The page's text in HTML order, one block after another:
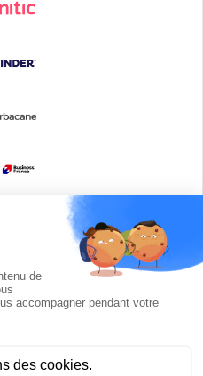
MEDIA, The Innovation Media